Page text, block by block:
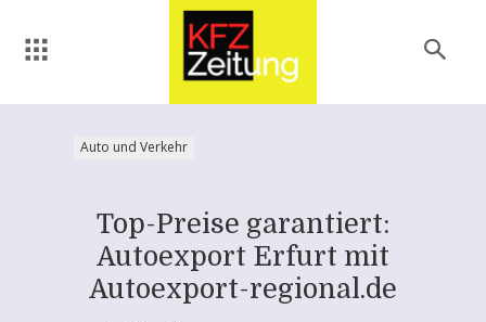
Auto und Verkehr
Top-Preise garantiert:
Autoexport Erfurt mit
Autoexport-regional.de